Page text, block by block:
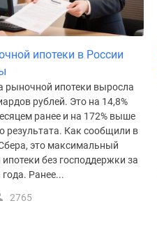
ипотеки в России
рыночной ипотеки выросла
рублей. Это на 14,8%
ранее и на 172% выше
результата. Как сообщили в
это максимальный
без господдержки за
Ранее...
2765